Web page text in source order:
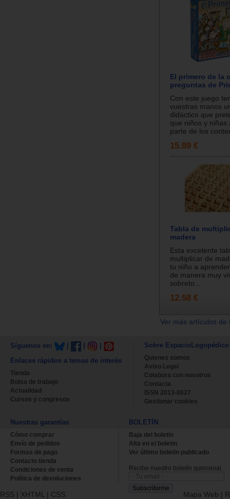
El primero de la
preguntas de
Con este juego
vuestras manos
didáctico que
que niños y niñas
parte de los
15.89 €
Tabla de
madera
Esta excelente
multiplicar de
tu niño a
de manera muy
sobreto...
12.58 €
Ver más artículos
Síguenos en:
Enlaces rápidos a temas de interés
Tienda
Bolsa de trabajo
Actualidad
Cursos y congresos
Sobre EspacioLogopédico
Quienes somos
Aviso Legal
Colabora con nosotros
Contacta
ISSN 2013-0627
Gestionar cookies
Nuestras garantías
Cómo comprar
Envío de pedidos
Formas de pago
Contacto tienda
Condiciones de venta
Política de devoluciones
BOLETÍN
Baja del boletin
Alta en el boletin
Ver último boletin publicado
Recibe nuestro boletín quincenal.
RSS | XHTML | CSS Mapa Web |